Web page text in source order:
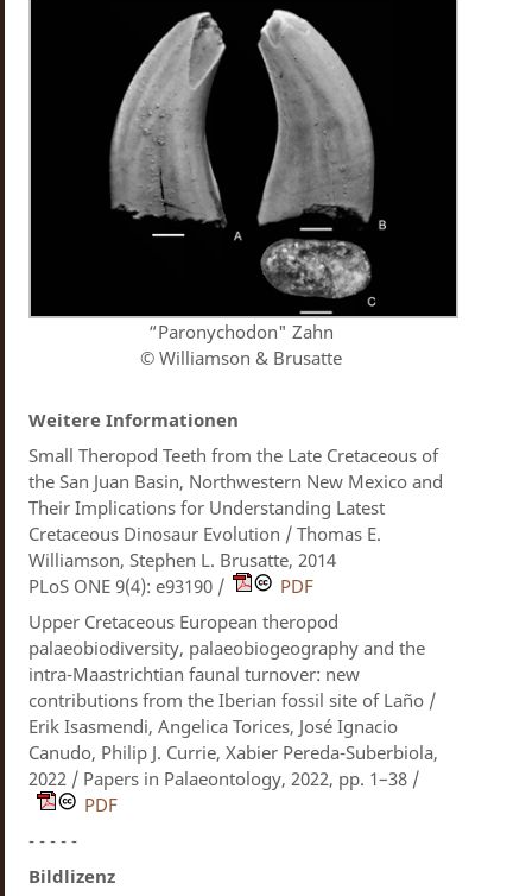
“Paronychodon" Zahn
© Williamson & Brusatte
Weitere Informationen
Small Theropod Teeth from the Late Cretaceous of
the San Juan Basin, Northwestern New Mexico and
Their Implications for Understanding Latest
Cretaceous Dinosaur Evolution / Thomas E.
Williamson, Stephen L. Brusatte, 2014
PLoS ONE 9(4): e93190 /
PDF
Upper Cretaceous European theropod
palaeobiodiversity, palaeobiogeography and the
intra-Maastrichtian faunal turnover: new
contributions from the Iberian fossil site of Laño /
Erik Isasmendi, Angelica Torices, José Ignacio
Canudo, Philip J. Currie, Xabier Pereda-Suberbiola,
2022 / Papers in Palaeontology, 2022, pp. 1–38 /
PDF
- - - - -
Bildlizenz